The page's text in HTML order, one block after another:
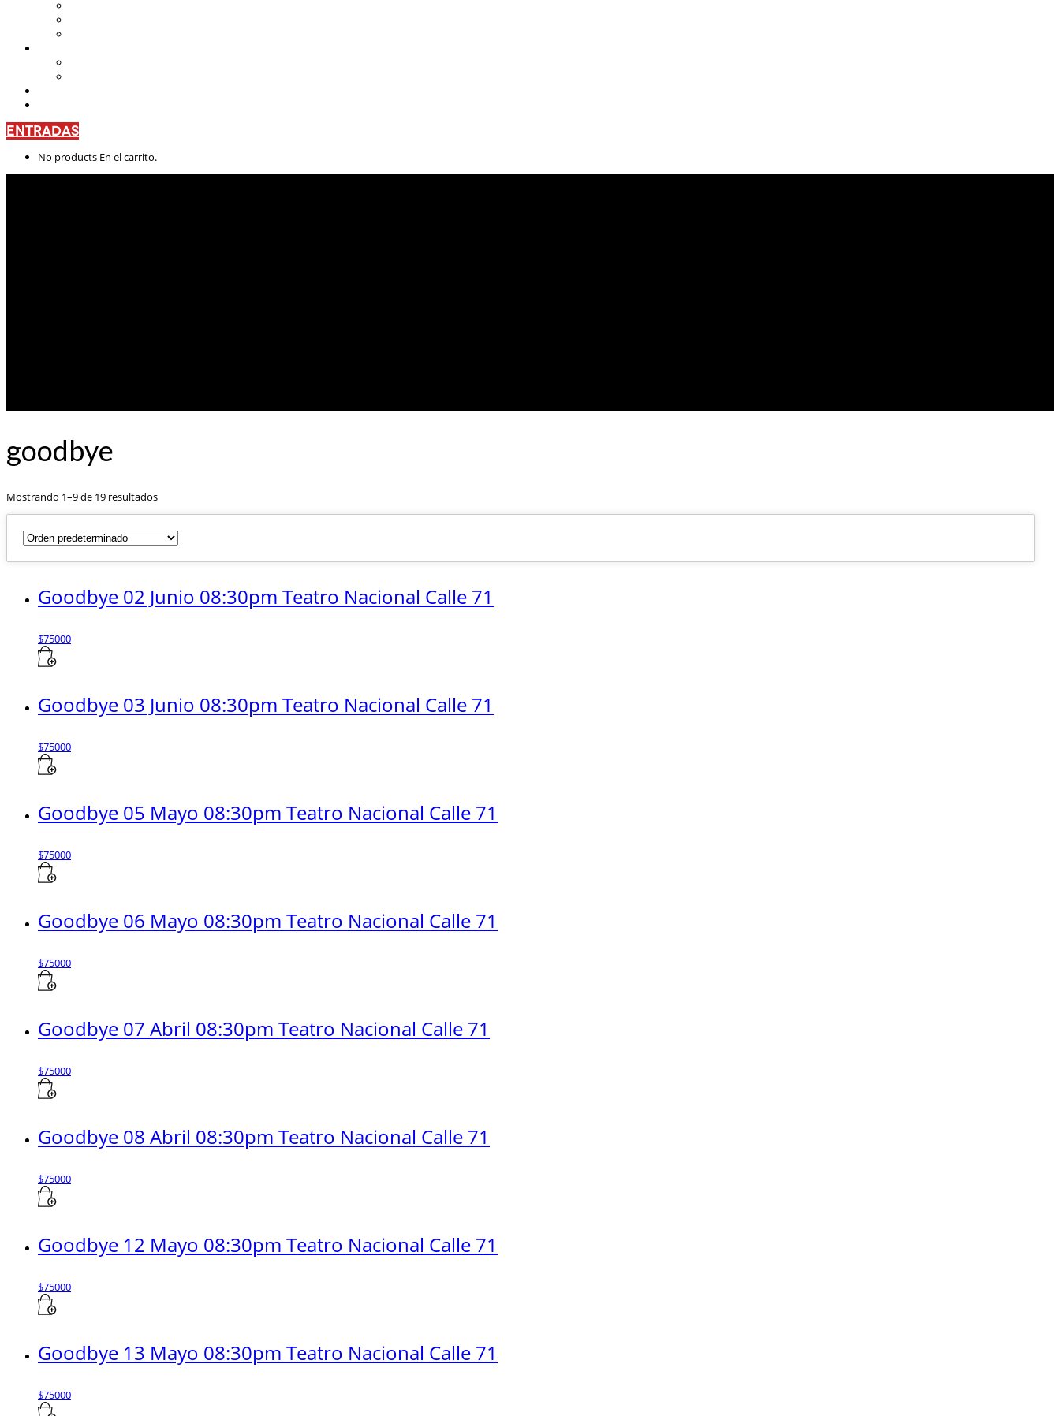
ENTRADAS
No products En el carrito.
goodbye
Mostrando 1–9 de 19 resultados
Goodbye 02 Junio 08:30pm Teatro Nacional Calle 71
$75000
Goodbye 03 Junio 08:30pm Teatro Nacional Calle 71
$75000
Goodbye 05 Mayo 08:30pm Teatro Nacional Calle 71
$75000
Goodbye 06 Mayo 08:30pm Teatro Nacional Calle 71
$75000
Goodbye 07 Abril 08:30pm Teatro Nacional Calle 71
$75000
Goodbye 08 Abril 08:30pm Teatro Nacional Calle 71
$75000
Goodbye 12 Mayo 08:30pm Teatro Nacional Calle 71
$75000
Goodbye 13 Mayo 08:30pm Teatro Nacional Calle 71
$75000